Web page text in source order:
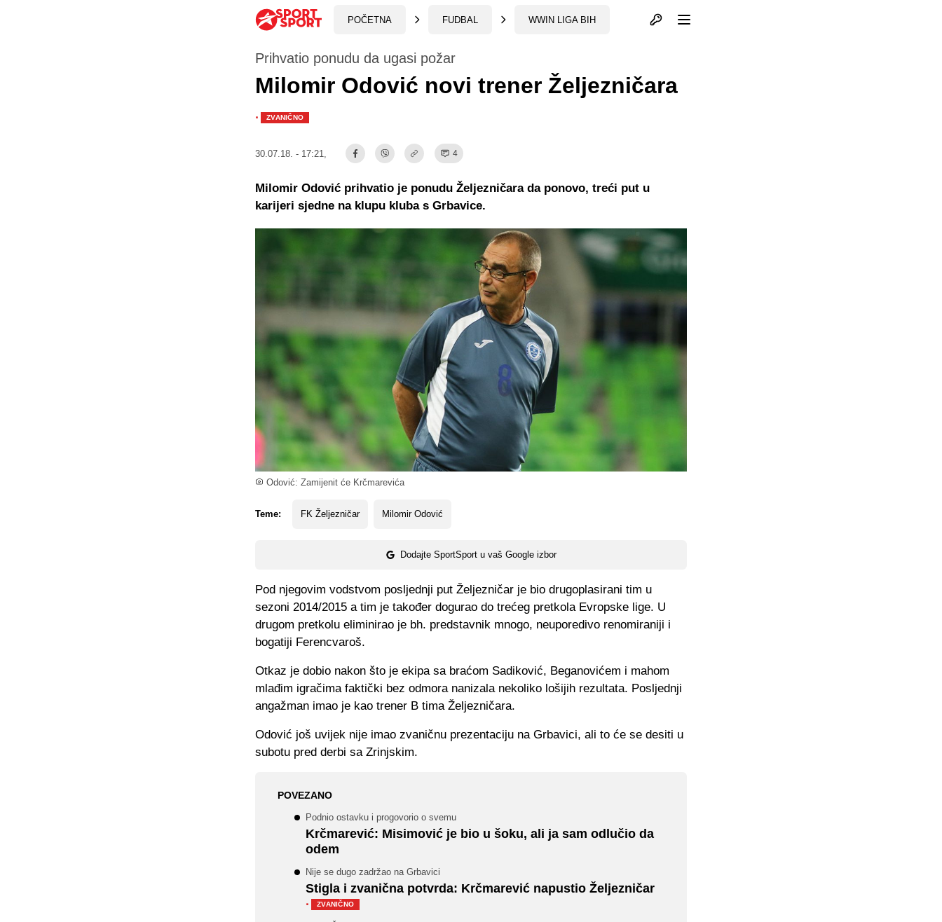
POČETNA FUDBAL WWIN LIGA BIH Otvori profil
Odović: Zamijenit će Krčmarevića
Prihvatio ponudu da ugasi požar
Milomir Odović novi trener Željezničara
· ZVANIČNO
30.07.18. - 17:21, 4
Teme: FK Željezničar Milomir Odović
Dodajte SportSport u vaš Google izbor
Milomir Odović prihvatio je ponudu Željezničara da ponovo, treći put u
karijeri sjedne na klupu kluba s Grbavice.
Pod njegovim vodstvom posljednji put Željezničar je bio drugoplasirani tim u
sezoni 2014/2015 a tim je također dogurao do trećeg pretkola Evropske lige. U
drugom pretkolu eliminirao je bh. predstavnik mnogo, neuporedivo renomiraniji i
bogatiji Ferencvaroš.
Otkaz je dobio nakon što je ekipa sa braćom Sadiković, Beganovićem i mahom
mlađim igračima faktički bez odmora nanizala nekoliko lošijih rezultata. Posljednji
angažman imao je kao trener B tima Željezničara.
Odović još uvijek nije imao zvaničnu prezentaciju na Grbavici, ali to će se desiti u
subotu pred derbi sa Zrinjskim.
POVEZANO
Podnio ostavku i progovorio o svemu
Krčmarević: Misimović je bio u šoku, ali ja sam odlučio da
odem
Nije se dugo zadržao na Grbavici
Stigla i zvanična potvrda: Krčmarević napustio Željezničar
·
ZVANIČNO